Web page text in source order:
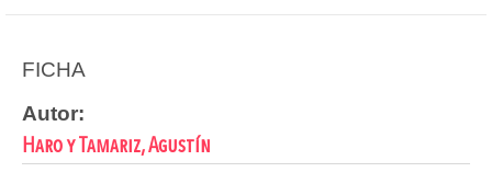
FICHA
Autor:
Haro y Tamariz, Agustín